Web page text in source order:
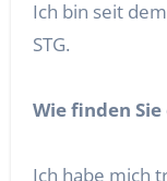
Ich bin seit
STG.
Wie finden Sie
Ich habe mich